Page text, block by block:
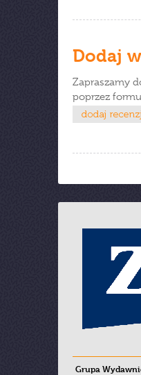
Dodaj
Zapraszamy
poprzez
Grupa